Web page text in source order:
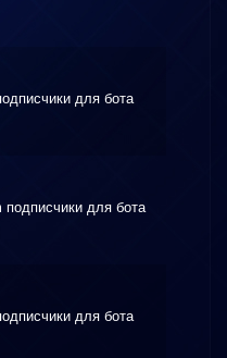
для бота
подписчики для бота
для бота